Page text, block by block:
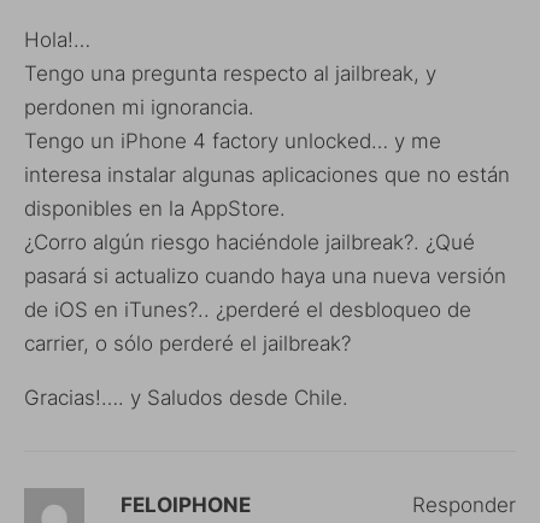
Hola!…
Tengo una pregunta respecto al jailbreak, y
perdonen mi ignorancia.
Tengo un iPhone 4 factory unlocked… y me
interesa instalar algunas aplicaciones que no están
disponibles en la AppStore.
¿Corro algún riesgo haciéndole jailbreak?. ¿Qué
pasará si actualizo cuando haya una nueva versión
de iOS en iTunes?.. ¿perderé el desbloqueo de
carrier, o sólo perderé el jailbreak?
Gracias!…. y Saludos desde Chile.
FELOIPHONE Responder